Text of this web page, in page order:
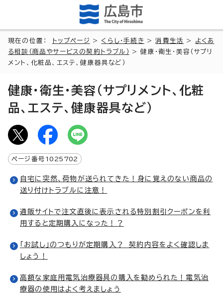
現在の位置： トップページ > くらし・手続き >消費生活 > よくあ
る相談（商品やサービスの契約トラブル）
> 健康・衛生・美容（サプリ
メント、化粧品、エステ、健康器具など）
健康・衛生・美容（サプリメント、化粧
品、エステ、健康器具など）
ページ番号 1025702
自宅に突然、荷物が送られてきた！身に覚えのない商品の
送り付けトラブルに注意！
通販サイトで注文直後に表示される特別割引クーポンを利
用すると定期購入になった！？
「お試し」のつもりが定期購入？ 契約内容をよく確認しま
しょう！
高額な家庭用電気治療器具の購入を勧められた！電気治
療器の使用はよく考えましょう